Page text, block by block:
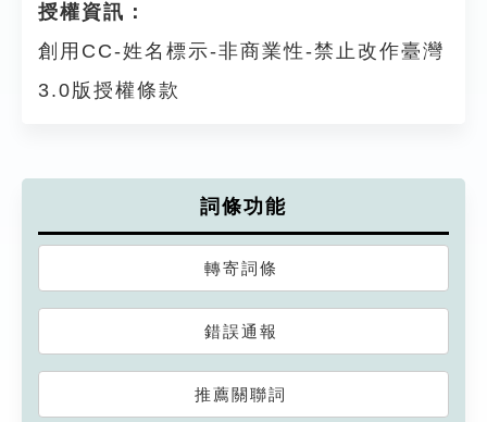
授權資訊：
創用CC-姓名標示-非商業性-禁止改作臺灣
3.0版授權條款
詞條功能
轉寄詞條
錯誤通報
推薦關聯詞